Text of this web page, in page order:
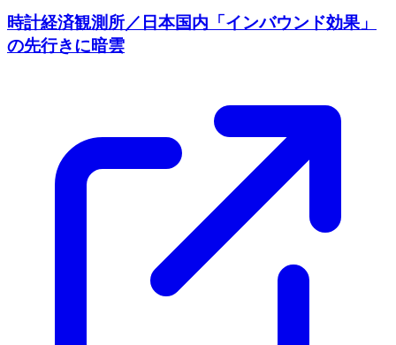
時計経済観測所／日本国内「インバウンド効果」
の先行きに暗雲